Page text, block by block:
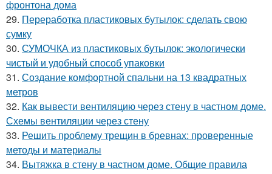
фронтона дома
29. Переработка пластиковых бутылок: сделать свою
сумку
30. СУМОЧКА из пластиковых бутылок: экологически
чистый и удобный способ упаковки
31. Создание комфортной спальни на 13 квадратных
метров
32. Как вывести вентиляцию через стену в частном доме.
Схемы вентиляции через стену
33. Решить проблему трещин в бревнах: проверенные
методы и материалы
34. Вытяжка в стену в частном доме. Общие правила